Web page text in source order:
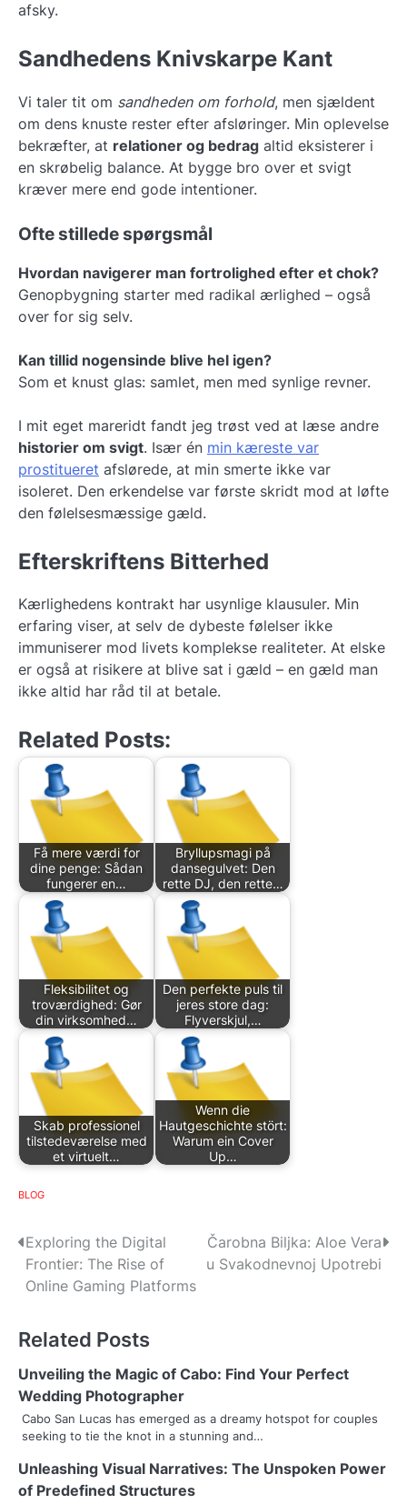
afsky.
Sandhedens Knivskarpe Kant
Vi taler tit om sandheden om forhold, men sjældent
om dens knuste rester efter afsløringer. Min oplevelse
bekræfter, at relationer og bedrag altid eksisterer i
en skrøbelig balance. At bygge bro over et svigt
kræver mere end gode intentioner.
Ofte stillede spørgsmål
Hvordan navigerer man fortrolighed efter et chok?
Genopbygning starter med radikal ærlighed – også
over for sig selv.
Kan tillid nogensinde blive hel igen?
Som et knust glas: samlet, men med synlige revner.
I mit eget mareridt fandt jeg trøst ved at læse andre
historier om svigt. Især én min kæreste var
prostitueret afslørede, at min smerte ikke var
isoleret. Den erkendelse var første skridt mod at løfte
den følelsesmæssige gæld.
Efterskriftens Bitterhed
Kærlighedens kontrakt har usynlige klausuler. Min
erfaring viser, at selv de dybeste følelser ikke
immuniserer mod livets komplekse realiteter. At elske
er også at risikere at blive sat i gæld – en gæld man
ikke altid har råd til at betale.
Related Posts:
Få mere værdi for
dine penge: Sådan
fungerer en…
Bryllupsmagi på
dansegulvet: Den
rette DJ, den rette…
Fleksibilitet og
troværdighed: Gør
din virksomhed…
Den perfekte puls til
jeres store dag:
Flyverskjul,…
Skab professionel
tilstedeværelse med
et virtuelt…
Wenn die
Hautgeschichte stört:
Warum ein Cover
Up…
BLOG
P
o
t
n
a
v
i
Exploring the Digital
Frontier: The Rise of
Online Gaming Platforms
Čarobna Biljka: Aloe Vera
u Svakodnevnoj Upotrebi
Related Posts
Unveiling the Magic of Cabo: Find Your Perfect
Wedding Photographer
Cabo San Lucas has emerged as a dreamy hotspot for couples
seeking to tie the knot in a stunning and…
Unleashing Visual Narratives: The Unspoken Power
of Predefined Structures